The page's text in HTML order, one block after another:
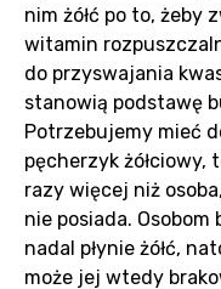
nim żółć po to, żeby
witamin
do przyswajania
stanowią podstawę
Potrzebujemy mieć
pęcherzyk żółciowy,
razy więcej niż
nie posiada. Osobom
nadal płynie żółć,
może jej wtedy